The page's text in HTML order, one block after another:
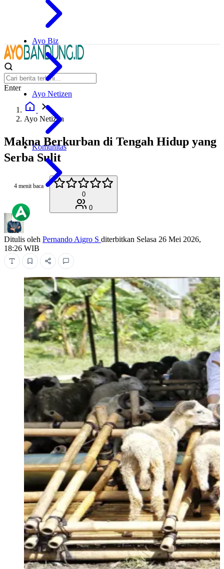
Ayo Biz
Ayo Netizen
Komunitas
Enter
Ayo Netizen
Makna Berkurban di Tengah Hidup yang
Serba Sulit
4 menit baca
0
0
Ditulis oleh Pernando Aigro S diterbitkan Selasa 26 Mei 2026,
18:26 WIB